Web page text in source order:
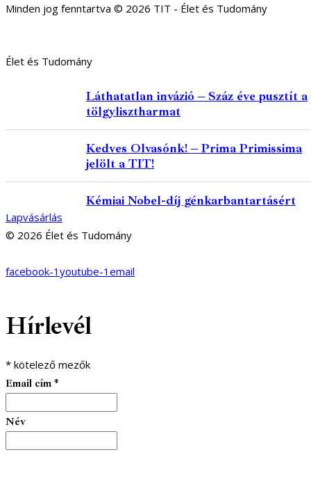
Minden jog fenntartva © 2026 TIT - Élet és Tudomány
Élet és Tudomány
Láthatatlan invázió – Száz éve pusztít a
tölgylisztharmat
Kedves Olvasónk! – Prima Primissima
jelölt a TIT!
Kémiai Nobel-díj génkarbantartásért
Lapvásárlás
© 2026 Élet és Tudomány
facebook-1 youtube-1 email
Hírlevél
* kötelező mezők
Email cím *
Név